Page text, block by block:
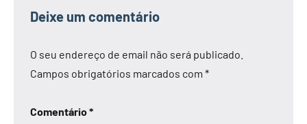
Deixe um comentário
O seu endereço de email não será publicado.
Campos obrigatórios marcados com *
Comentário*